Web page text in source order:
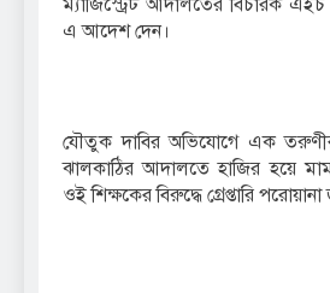
ম্যাজিস্ট্রেট আদালতের বিচারক
এ আদেশ দেন।
যৌতুক দাবির অভিযোগে এক
ঝালকাঠির আদালতে হাজির হয়ে
ওই শিক্ষকের বিরুদ্ধে গ্রেপ্তারি